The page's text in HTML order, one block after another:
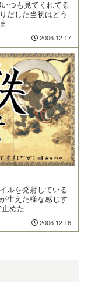
つも見てくれてる
だした当初はどう
...
2006.12.17
ルを発射している
生えた様な感じす
めた...
2006.12.16